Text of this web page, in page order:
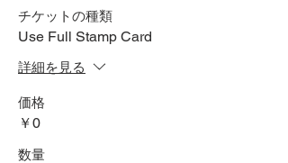
チケットの種類
Use Full Stamp Card
詳細を見る
価格
￥0
数量